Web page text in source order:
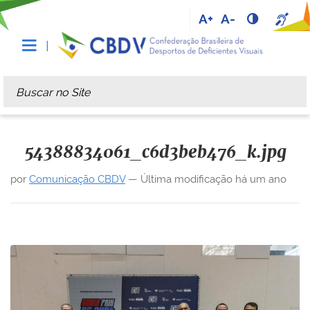
A+ A-
Busca
Busca Avançada…
54388834061_c6d3beb476_k.jpg
por Comunicação CBDV— Última modificação há um ano